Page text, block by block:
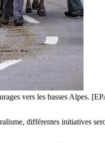
vers les basses Alpes.
différentes initiatives